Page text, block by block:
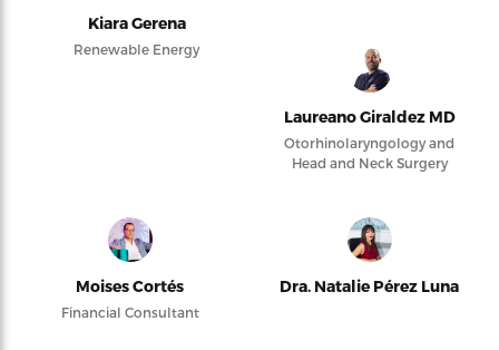
Kiara Gerena
Renewable Energy
Laureano Giraldez MD
Otorhinolaryngology and
Head and Neck Surgery
Moises Cortés
Financial Consultant
Dra. Natalie Pérez Luna